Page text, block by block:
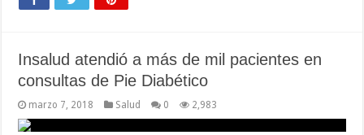
Insalud atendió a más de mil pacientes en
consultas de Pie Diabético
marzo 7, 2018 Salud 0 2,983